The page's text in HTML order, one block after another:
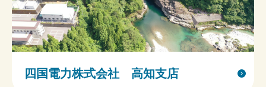
四国電力株式会社 高知支店